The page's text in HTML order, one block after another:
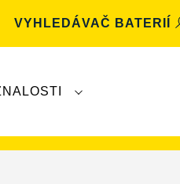
VYHLEDÁVAČ BATERIÍ